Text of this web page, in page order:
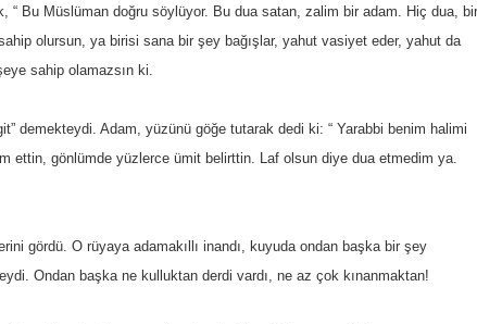
“ Bu Müslüman doğru söylüyor. Bu dua satan, zalim bir adam. Hiç dua, bir
olursun, ya birisi sana bir şey bağışlar, yahut vasiyet eder, yahut da
sahip olamazsın ki.
demekteydi. Adam, yüzünü göğe tutarak dedi ki: “ Yarabbi benim halimi
ettin, gönlümde yüzlerce ümit belirttin. Laf olsun diye dua etmedim ya.
gördü. O rüyaya adamakıllı inandı, kuyuda ondan başka bir şey
Ondan başka ne kulluktan derdi vardı, ne az çok kınanmaktan!